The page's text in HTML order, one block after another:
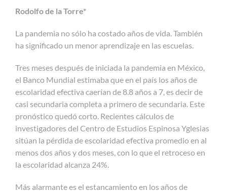
Rodolfo de la Torre*
La pandemia no sólo ha costado años de vida. También
ha significado un menor aprendizaje en las escuelas.
Tres meses después de iniciada la pandemia en México,
el Banco Mundial estimaba que en el país los años de
escolaridad efectiva caerían de 8.8 años a 7, es decir de
casi secundaria completa a primero de secundaria. Este
pronóstico quedó corto. Recientes cálculos de
investigadores del Centro de Estudios Espinosa Yglesias
sitúan la pérdida de escolaridad efectiva promedio en al
menos dos años y dos meses, con lo que el retroceso en
la escolaridad alcanza 24%.
Más alarmante es el estancamiento en los años de